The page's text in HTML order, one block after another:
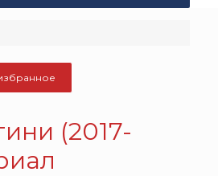
(2017-